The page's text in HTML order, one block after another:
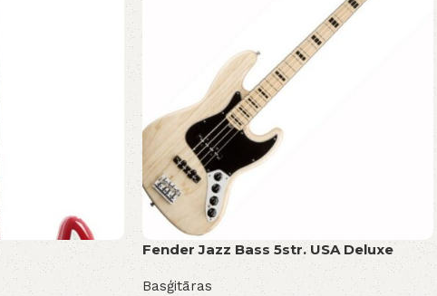
Fender Jazz Bass 5str. USA Deluxe
Basģitāras